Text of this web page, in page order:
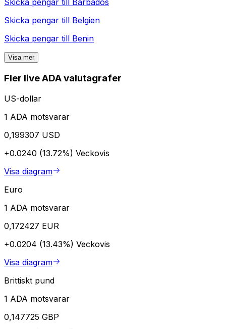
Skicka pengar till
Barbados
Skicka pengar till Belgien
Skicka pengar till Benin
Visa mer
Fler live ADA valutagrafer
US-dollar
1 ADA motsvarar
0,199307 USD
+0.0240 (13.72%) Veckovis
Visa diagram
Euro
1 ADA motsvarar
0,172427 EUR
+0.0204 (13.43%) Veckovis
Visa diagram
Brittiskt pund
1 ADA motsvarar
0,147725 GBP